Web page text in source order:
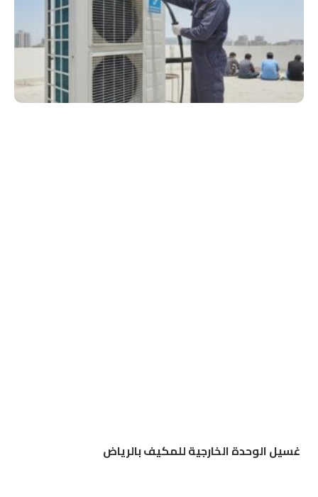
غسيل الوحدة الخارجية للمكيف بالرياض